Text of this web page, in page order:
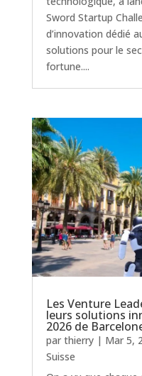
Sword Startup
d’innovation dédié
solutions pour le
fortune....
Les Venture
leurs solutions
2026 de
par thierry| Mar 5,
Suisse